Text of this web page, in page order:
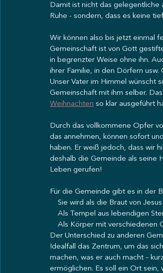
Damit ist nicht das gelegentliche
Ruhe - sondern, dass es keine
Wir können also bis jetzt einmal
Gemeinschaft ist von Gott
in begrenzter Weise ohne ihn.
ihrer Familie, in den Dörfern
Unser Vater im Himmel wünscht
Gemeinschaft mit ihm selber.
Weihnachten so klar ausgeführt
Durch das vollkommene Opfer
das annehmen, können sofort
haben. Er weiß jedoch, dass wir
deshalb die Gemeinde als seine
Leben gerufen!
Für die Gemeinde gibt es in der
Sie wird als die Braut von
Als Tempel aus lebendigen
Als Körper mit verschiedenen
Der Unterschied zu anderen
Idealfall das Zentrum, um das
machen, was er auch macht –
ermöglichen. Es soll ein Ort